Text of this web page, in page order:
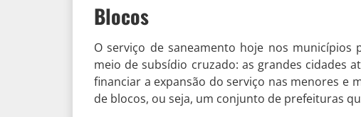
Blocos
O serviço de saneamento hoje nos
meio de subsídio cruzado: as grandes cidades
financiar a expansão do serviço nas menores e
de blocos, ou seja, um conjunto de prefeituras